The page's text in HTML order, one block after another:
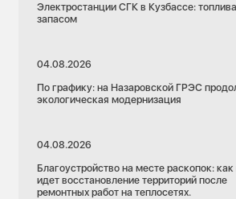
Электростанции СГК в Кузбассе:
запасом
04.08.2026
По графику: на Назаровской ГРЭС
экологическая модернизация
04.08.2026
Благоустройство на месте раскопок:
идет восстановление территорий после
ремонтных работ на теплосетях.